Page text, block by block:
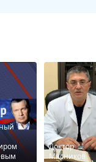
Доктор
Мясников